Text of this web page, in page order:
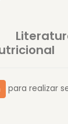
para realizar